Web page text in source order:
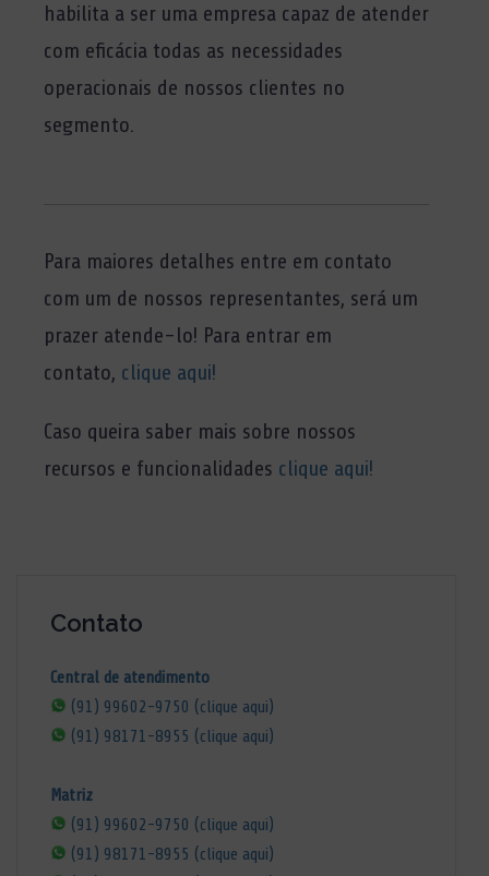
habilita a ser uma empresa capaz de atender
com eficácia todas as necessidades
operacionais de nossos clientes no
segmento.
Para maiores detalhes entre em contato
com um de nossos representantes, será um
prazer atende-lo! Para entrar em
contato, clique aqui!
Caso queira saber mais sobre nossos
recursos e funcionalidades clique aqui!
Contato
Central de atendimento
(91) 99602-9750 (clique aqui)
(91) 98171-8955 (clique aqui)
Matriz
(91) 99602-9750 (clique aqui)
(91) 98171-8955 (clique aqui)